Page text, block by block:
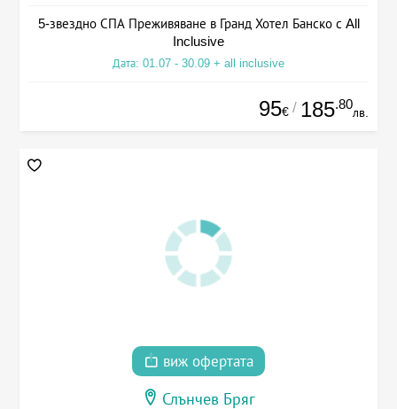
5-звездно СПА Преживяване в Гранд Хотел Банско с All
Inclusive
Дата: 01.07 - 30.09 + all inclusive
95€ / 185.80
лв.
виж офертата
Слънчев Бряг